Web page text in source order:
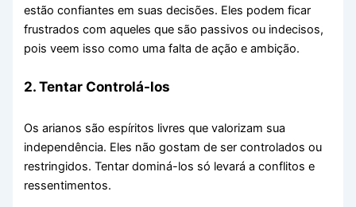
estão confiantes em suas decisões. Eles podem ficar
frustrados com aqueles que são passivos ou indecisos,
pois veem isso como uma falta de ação e ambição.
2. Tentar Controlá-los
Os arianos são espíritos livres que valorizam sua
independência. Eles não gostam de ser controlados ou
restringidos. Tentar dominá-los só levará a conflitos e
ressentimentos.